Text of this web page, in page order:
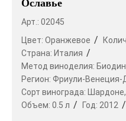
Ославье
Арт.: 02045
Цвет: Оранжевое
Страна: Италия
Метод виноделия:
Регион: Фриули-Венеция-
Сорт винограда:
Шардоне,
Объем: 0.5 л Год: 2012